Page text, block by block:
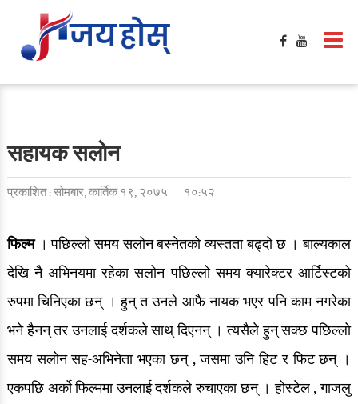
सहायक सलोन
प्रकाशित : सोमबार, कार्तिक १९, २०७५ १०:५२
फिल्म। पछिल्लो समय सलोन बस्नेतको व्यस्तता बढ्दो छ । बाल्यकाल
देखि नै अभिनयमा रहेका सलोन पछिल्लो समय क्यारेक्टर आर्टिस्टको
रुपमा चिनिएका छन् । हुन् त उनले आफै नायक भएर पनि काम नगरेका
भने हैनन् तर उनलाई दर्शकले साथ् दिएनन् । त्यसैले हुन् सक्छ पछिल्लो
समय सलोन सह-अभिनेता भएका छन् , जसमा उनि हिट र फिट छन् ।
एकपछि अर्को फिल्ममा उनलाई दर्शकले रुचाएका छन् । होस्टेल , गाजलु